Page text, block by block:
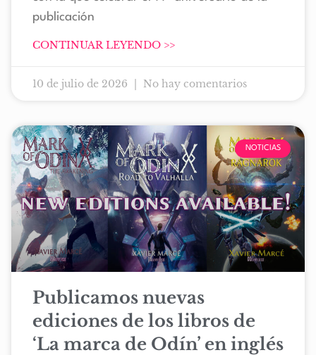
publicación
CONTINUAR LEYENDO >>
10 de julio de 2026 No hay comentarios
NOTICIAS
Publicamos nuevas
ediciones de los libros de
‘La marca de Odín’ en inglés